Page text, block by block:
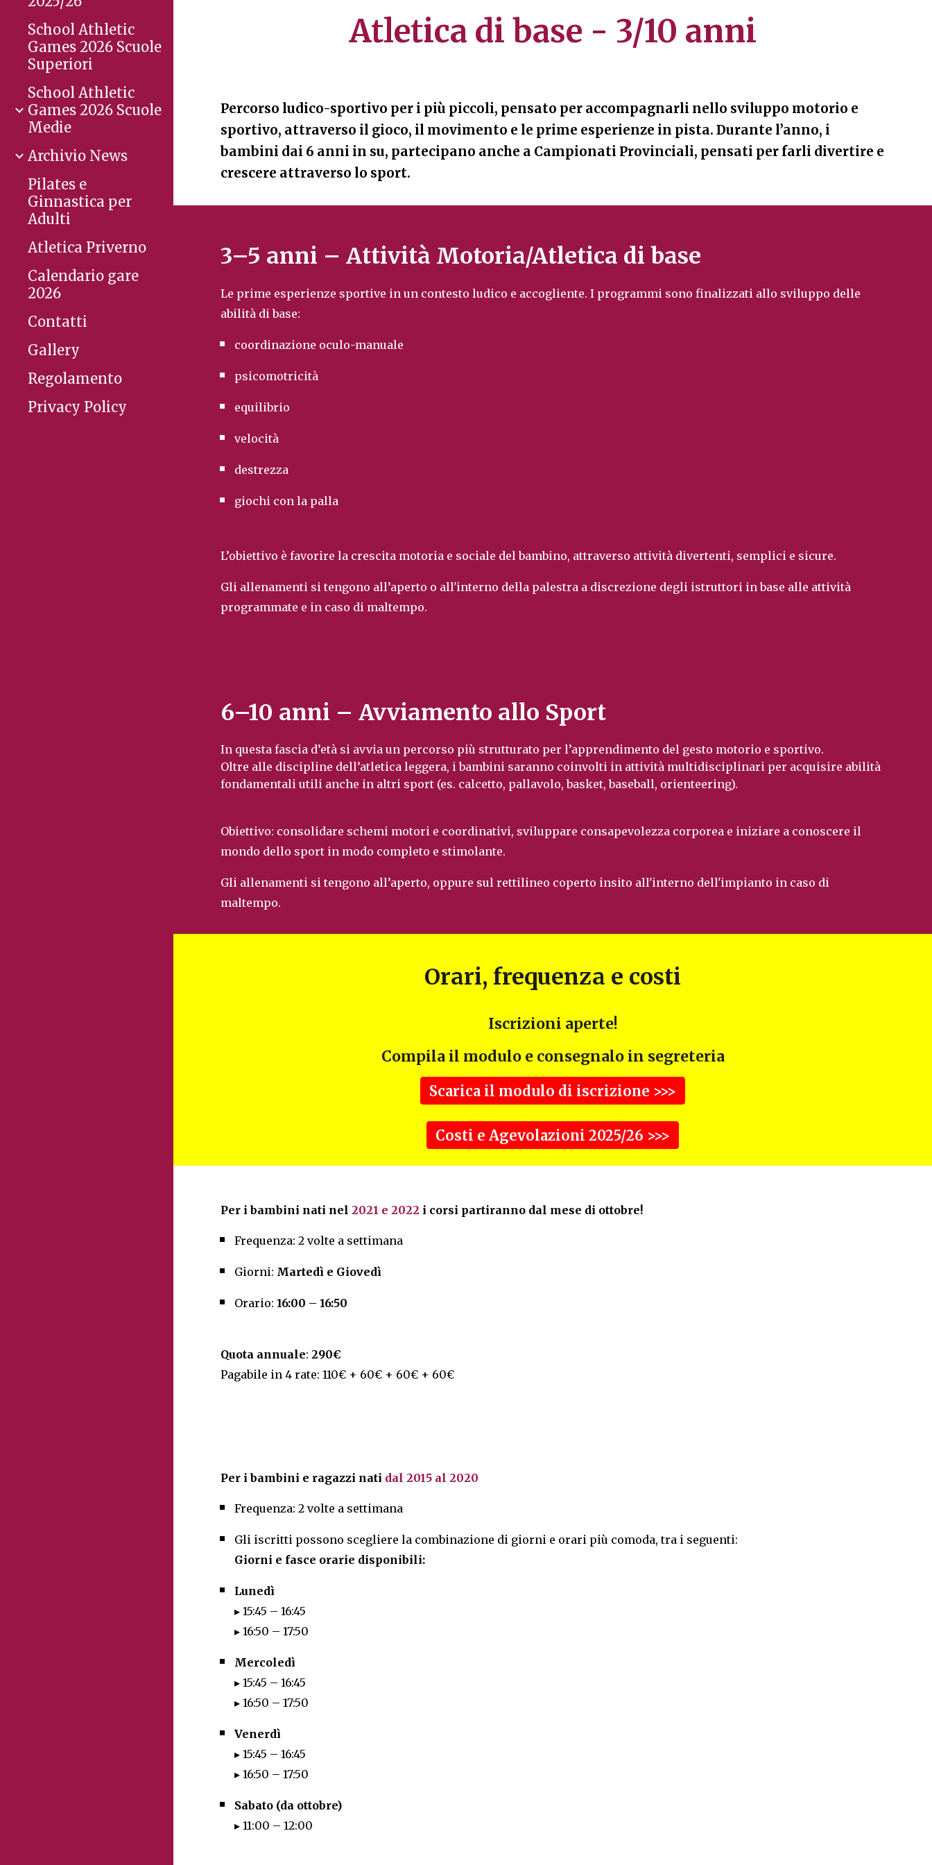
School Athletic
Games 2026 Scuole
Superiori
School Athletic
Games 2026 Scuole
Medie
Archivio News
Pilates e
Ginnastica per
Adulti
Atletica Priverno
Calendario gare
2026
Contatti
Gallery
Regolamento
Privacy Policy
Atletica di base - 3/10 anni
Percorso ludico-sportivo per i più piccoli, pensato per accompagnarli nello sviluppo motorio e
sportivo, attraverso il gioco, il movimento e le prime esperienze in pista.Durante l’anno, i
bambini dai 6 anni in su, partecipano anche a Campionati Provinciali, pensati per farli divertire e
crescere attraverso lo sport.
3–5 anni – Attività Motoria/Atletica di base
Le prime esperienze sportive in un contesto ludico e accogliente. I programmi sono finalizzati allo sviluppo delle
abilità di base:
coordinazione oculo-manuale
psicomotricità
equilibrio
velocità
destrezza
giochi con la palla
L’obiettivo è favorire la crescita motoria e sociale del bambino, attraverso attività divertenti, semplici e sicure.
Gli allenamenti si tengono all’aperto o all'interno della palestra a discrezione degli istruttori in base alle attività
programmate e in caso di maltempo.
6–10 anni – Avviamento allo Sport
In questa fascia d’età si avvia un percorso più strutturato per l’apprendimento del gesto motorio e sportivo.
Oltre alle discipline dell’atletica leggera, i bambini saranno coinvolti in attività multidisciplinari per acquisire abilità
fondamentali utili anche in altri sport (es. calcetto, pallavolo, basket, baseball, orienteering).
Obiettivo: consolidare schemi motori e coordinativi, sviluppare consapevolezza corporea e iniziare a conoscere il
mondo dello sport in modo completo e stimolante.
Gli allenamenti si tengono all’aperto, oppure sul rettilineo coperto insito all'interno dell'impianto in caso di
maltempo.
Orari, frequenza e costi
Iscrizioni aperte!
Compila il modulo e consegnalo in segreteria
Scarica il modulo di iscrizione >>>
Costi e Agevolazioni 2025/26 >>>
Per i bambini nati nel 2021 e 2022 i corsi partiranno dal mese di ottobre!
Frequenza: 2 volte a settimana
Giorni: Martedì e Giovedì
Orario:16:00 – 16:50
Quota annuale:290€
Pagabile in 4 rate: 110€ + 60€ + 60€ + 60€
Per i bambini e ragazzi nati dal 2015 al 2020
Frequenza: 2 volte a settimana
Gli iscritti possono scegliere la combinazione di giorni e orari più comoda, tra i seguenti:
Giorni e fasce orarie disponibili:
Lunedì
▸ 15:45 – 16:45
▸ 16:50 – 17:50
Mercoledì
▸ 15:45 – 16:45
▸ 16:50 – 17:50
Venerdì
▸ 15:45 – 16:45
▸ 16:50 – 17:50
Sabato (da ottobre)
▸ 11:00 – 12:00